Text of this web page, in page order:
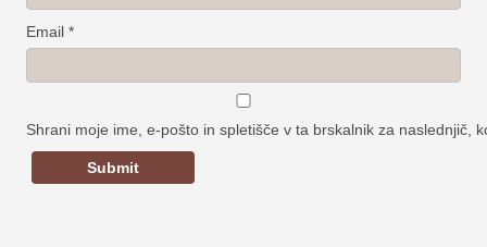
Email *
Shrani moje ime, e-pošto in spletišče v ta brskalnik za naslednjič,